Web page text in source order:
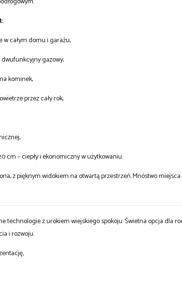
w całym domu i garażu,
gazowy,
kominek,
przez cały rok,
cm – ciepły i ekonomiczny w użytkowaniu.
z pięknym widokiem na otwartą przestrzeń. Mnóstwo
technologie z urokiem wiejskiego spokoju. Świetna opcja dla
i rozwoju.